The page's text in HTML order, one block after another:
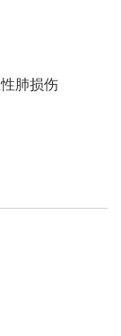
肺损伤